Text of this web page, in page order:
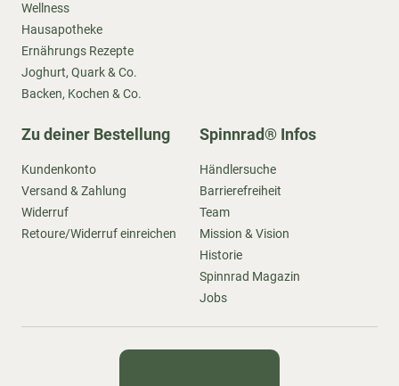
Wellness
Hausapotheke
Ernährungs Rezepte
Joghurt, Quark & Co.
Backen, Kochen & Co.
Zu deiner Bestellung
Kundenkonto
Versand & Zahlung
Widerruf
Retoure/Widerruf einreichen
Spinnrad® Infos
Händlersuche
Barrierefreiheit
Team
Mission & Vision
Historie
Spinnrad Magazin
Jobs